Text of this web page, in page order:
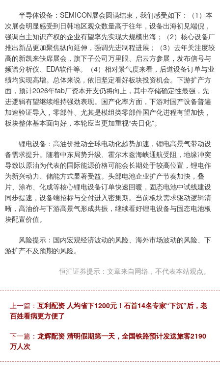
半导体设备：SEMICON展会圆满结束，我们感受如下：（1）本
次展会明显感受到日韩地区观众数量高于往年，设备出海初见端倪，
强调自主知识产权的企业有望率先实现大规模出海；（2）核心设备厂
推出新品更加聚焦纵向延伸，强调先进制程进展；（3）去年关注度较
高的新凯来缺席展会，旗下子公司万里眼、启云方参展，发布信号与
频谱分析仪、EDA软件等。（4）相对景气度来看，后道设备订单与业
绩均实现高增。总体来说，依旧坚定看好板块投资机会。下游扩产方
面，预计2026年fab厂资本开支仍将向上，其中存储确定性最强，先
进逻辑有望继续维持强劲表现。国产化率方面，下游对国产设备普遍
加速验证导入，零部件、尤其是模组类零部件国产化进程有望加快，
板块整体基本面向好，本轮应当更加重视“去日化”。
锂电设备：高油价推动全球电动化趋势加速，锂电高景气带动设
备需求提升。随着中东局势升级、霍尔木兹海峡通航受阻，地缘冲突
导致以原油为代表的国际能源价格可能会长期处于较高位置，锂电作
为新兴动力、储能方式显著受益。头部电池企业扩产节奏加快，叠
片、涂布、化成等核心锂电设备订单快速回暖，固态电池中试线建设
同步提速，设备端招标与交付进入密集期。当前板块需求驱动逻辑清
晰，高油价与下游高景气形成共振，继续看好锂电设备与固态电池板
块配置价值。
风险提示：国内宏观经济波动的风险、海外市场波动的风险、下
游扩产不及预期的风险。
恒汇证券提示：文章来自网络，不代表本站观点。
上一篇： 互利配资 人均省下1200元！石首14名专家“下沉”后，老
百姓看病更方便了
下一篇： 龙辉配资 清明假期第一天，全国铁路预计发送旅客2190
万人次